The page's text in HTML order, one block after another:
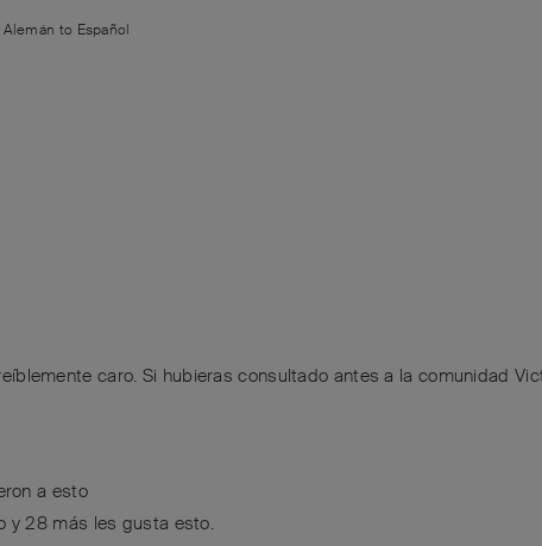
Alemán to Español
caro. Si hubieras consultado antes a la comunidad
a esto
y28 más les gusta esto.